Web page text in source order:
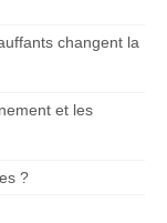
changent la
et les
?